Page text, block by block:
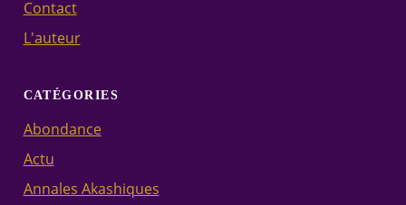
Contact
L'auteur
CATÉGORIES
Abondance
Actu
Annales Akashiques